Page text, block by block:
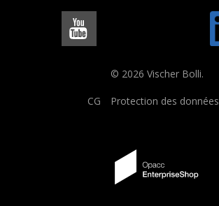
© 2026 Vischer Bolli.
CG Protection des données